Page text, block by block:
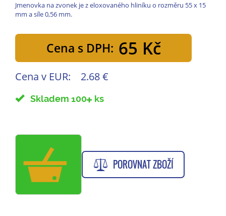
Jmenovka na zvonek je z eloxovaného hliníku o rozměru 55 x 15
mm a síle 0,56 mm.
Cena s DPH: 65 Kč
Cena v EUR: 2.68 €
Skladem 100 ks
POROVNAT ZBOŽÍ